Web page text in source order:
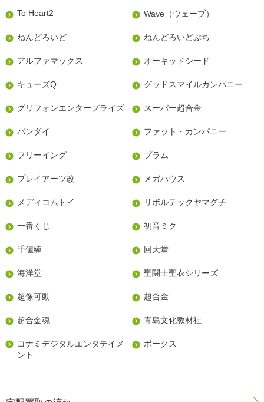
To Heart2 Wave（ウェーブ）
ねんどろいど ねんどろいどぷち
アルファマックス オーキッドシード
キューズQ グッドスマイルカンパニー
グリフォンエンタープライズ スーパー超合金
バンダイ ファット・カンパニー
フリーイング プラム
プレイアーツ改 メガハウス
メディコムトイ リボルテックヤマグチ
一番くじ 初音ミク
千値練 回天堂
海洋堂 聖闘士聖衣シリーズ
超像可動 超合金
超合金魂 青島文化教材社
コナミデジタルエンタテイメ
ント
ボークス